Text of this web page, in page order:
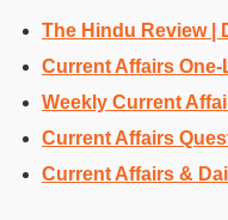
The Hindu Review |
Current Affairs
Weekly Current
Current Affairs
Current Affairs &